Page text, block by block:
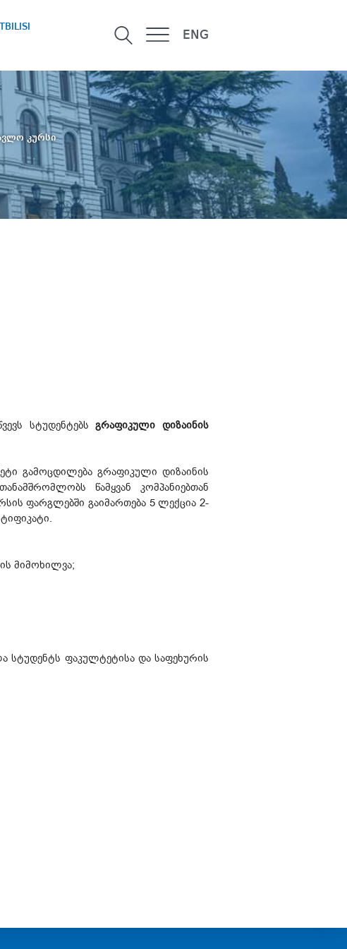
ENG
კურსი
სტუდენტებსგრაფიკული დიზაინის
გამოცდილება გრაფიკული დიზაინის
წამყვან კომპანიებთან
ფარგლებში გაიმართება 5 ლექცია 2-
მიმოხილვა;
სტუდენტს ფაკულტეტისა და საფეხურის